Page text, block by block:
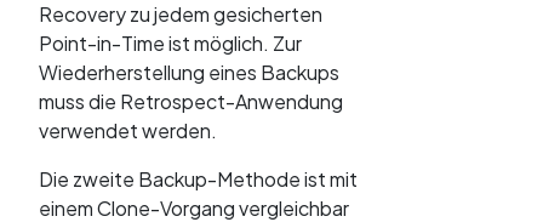
Recovery zu jedem gesicherten
Point-in-Time ist möglich. Zur
Wiederherstellung eines Backups
muss die Retrospect-Anwendung
verwendet werden.
Die zweite Backup-Methode ist mit
einem Clone-Vorgang vergleichbar